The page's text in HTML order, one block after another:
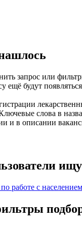
запрос или
ещё будут
слова в
и в описании
работе с населением